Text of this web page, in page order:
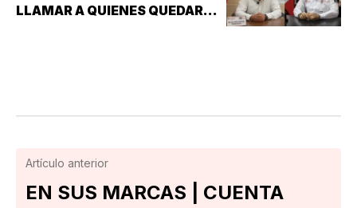
LLAMAR A QUIENES QUEDARON
Artículo anterior
EN SUS MARCAS | CUENTA